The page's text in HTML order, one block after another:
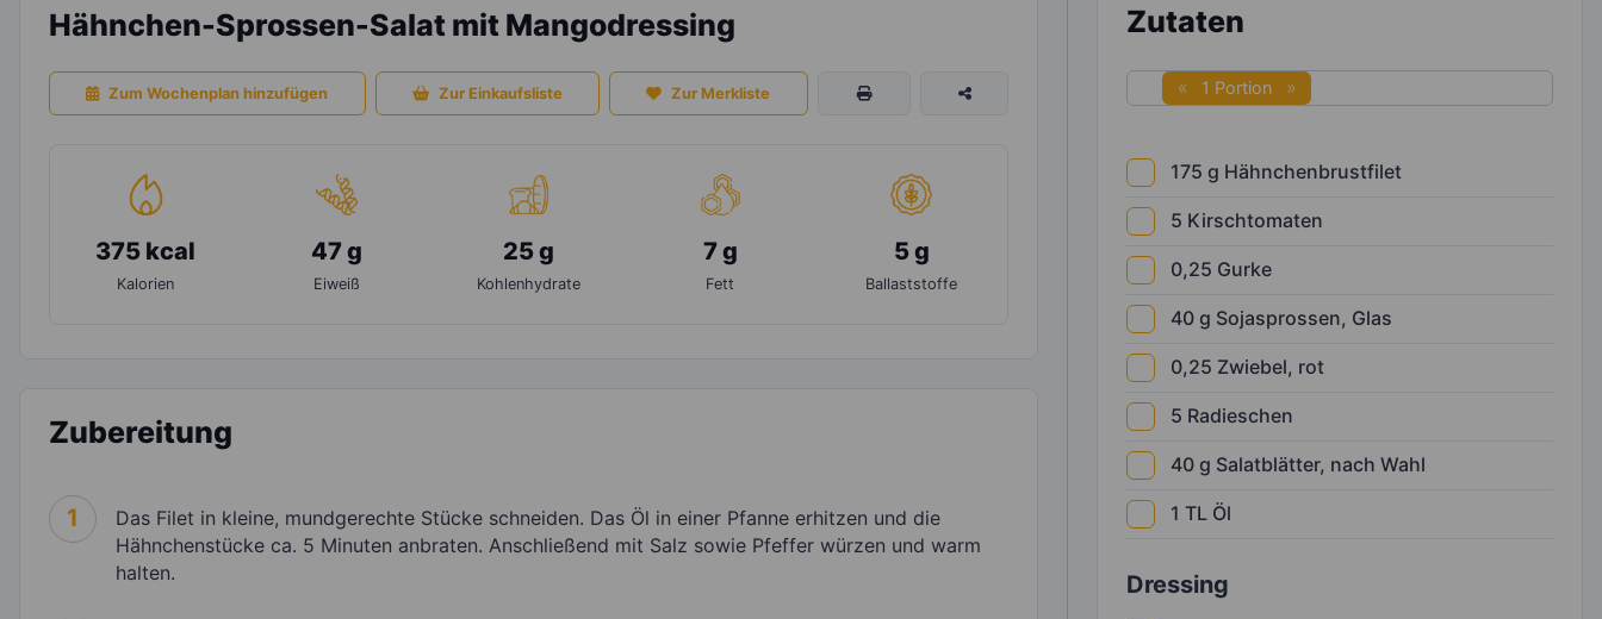
Hähnchen-Sprossen-Salat mit Mangodressing
Zum Wochenplan hinzufügen Zur Einkaufsliste Zur Merkliste
375 kcal
Kalorien
47 g
Eiweiß
25 g
Kohlenhydrate
7 g
Fett
5 g
Ballaststoffe
Zubereitung
1
Das Filet in kleine, mundgerechte Stücke schneiden. Das Öl in einer Pfanne erhitzen und die
Hähnchenstücke ca. 5 Minuten anbraten. Anschließend mit Salz sowie Pfeffer würzen und warm
halten.
Zutaten
1 Portion
175 g Hähnchenbrustfilet
5 Kirschtomaten
0,25 Gurke
40 g Sojasprossen, Glas
0,25 Zwiebel, rot
5 Radieschen
40 g Salatblätter, nach Wahl
1 TL Öl
Dressing